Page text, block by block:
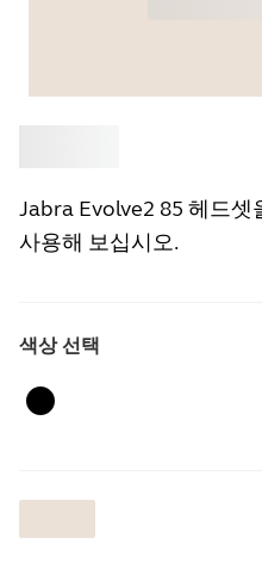
Jabra Evolve2 85 헤드셋
사용해 보십시오.
색상 선택
검은 색